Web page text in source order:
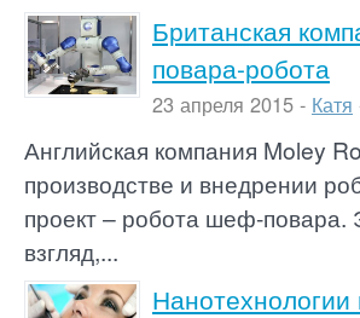
Британская
повара-робота
23 апреля 2015 - Катя
Английская компания Moley
производстве и внедрении
проект – робота шеф-повара.
взгляд,...
Нанотехнологии